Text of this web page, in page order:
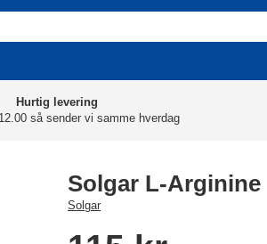
Hurtig levering
så sender vi samme hverdag
Solgar L-Arginine
Solgar